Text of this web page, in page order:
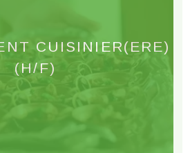
CUISINIER(ERE)
(H/F)